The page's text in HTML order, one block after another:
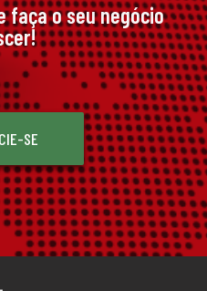
faça o seu negócio
SE